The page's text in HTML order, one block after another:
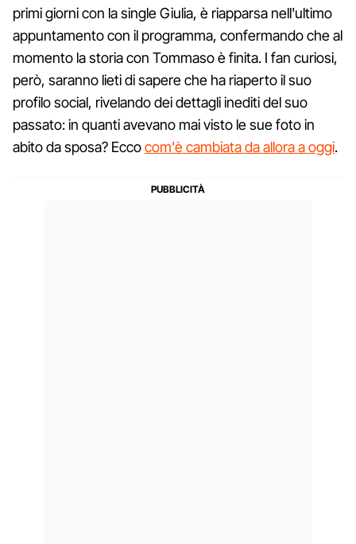
primi giorni con la single Giulia, è riapparsa nell'ultimo
appuntamento con il programma, confermando che al
momento la storia con Tommaso è finita. I fan curiosi,
però, saranno lieti di sapere che ha riaperto il suo
profilo social, rivelando dei dettagli inediti del suo
passato: in quanti avevano mai visto le sue foto in
abito da sposa? Eccocom'è cambiata da allora a oggi.